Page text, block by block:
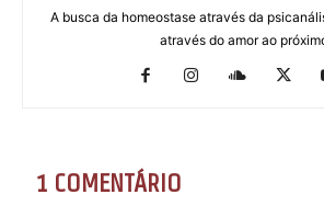
A busca da homeostase através da
através do amor ao
1 COMENTÁRIO